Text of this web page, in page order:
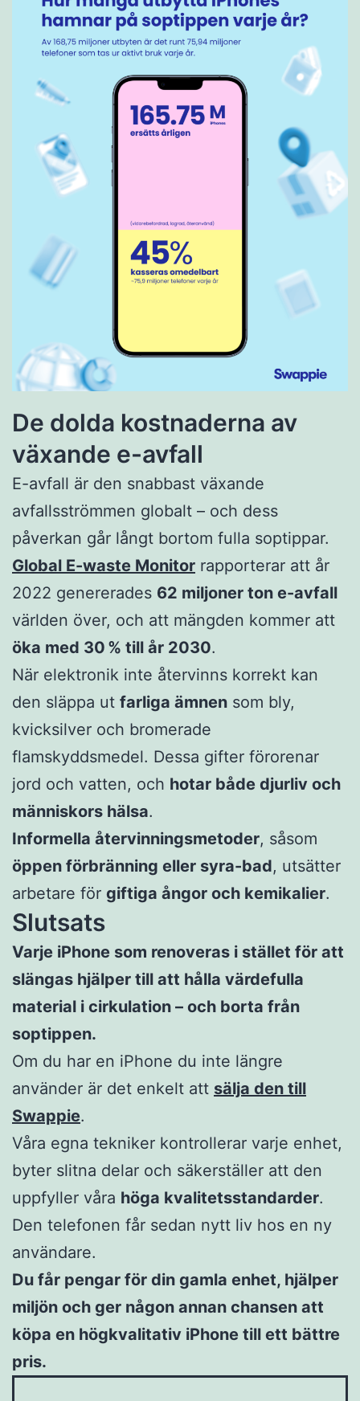
De dolda kostnaderna av
växande e-avfall
E-avfall är den snabbast växande
avfallsströmmen globalt – och dess
påverkan går långt bortom fulla soptippar.
Global E-waste Monitor rapporterar att år
2022 genererades 62 miljoner ton e-avfall
världen över, och att mängden kommer att
öka med 30 % till år 2030.
När elektronik inte återvinns korrekt kan
den släppa ut farliga ämnen som bly,
kvicksilver och bromerade
flamskyddsmedel. Dessa gifter förorenar
jord och vatten, och hotar både djurliv och
människors hälsa.
Informella återvinningsmetoder, såsom
öppen förbränning eller syra-bad, utsätter
arbetare för giftiga ångor och kemikalier.
Slutsats
Varje iPhone som renoveras i stället för att
slängas hjälper till att hålla värdefulla
material i cirkulation – och borta från
soptippen.
Om du har en iPhone du inte längre
använder är det enkelt att sälja den till
Swappie.
Våra egna tekniker kontrollerar varje enhet,
byter slitna delar och säkerställer att den
uppfyller våra höga kvalitetsstandarder.
Den telefonen får sedan nytt liv hos en ny
användare.
Du får pengar för din gamla enhet, hjälper
miljön och ger någon annan chansen att
köpa en högkvalitativ iPhone till ett bättre
pris.